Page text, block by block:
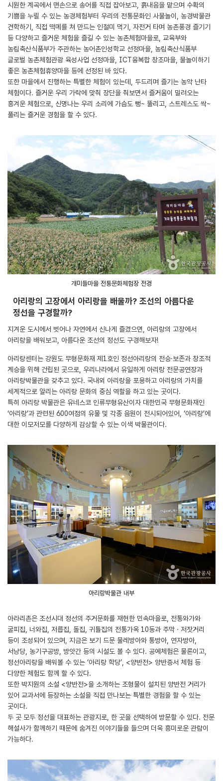
시원한 계곡에서 맨손으로 송어를 직접 잡아보고, 흙내음을 맡으며 수확의
기쁨을 누릴 수 있는 농경체험부터 우리의 전통문화인 사물놀이, 농경박물관
견학하기, 직접 떡메를 쳐 만드는 인절미 먹기, 자전거 타며 농촌풍경 즐기기
등 다양하고 즐거운 체험을 즐길 수 있는 농촌체험마을로, 교육부와
농림축산식품부가 주관하는 농어촌인성학교 선정마을, 농림축산식품부
글로벌 농촌체험관광 육성사업 선정마을, ICT융복합 창조마을, 물놀이하기
좋은 농촌체험휴양마을 등에 선정된 바 있다.
또한 마을에서 진행하는 특별한 체험이 있는데, 두드리며 즐기는 농악 난타
체험이다. 즐거운 우리 가락에 맞춰 장단을 춰보면서 즐거움이 밀려오는
흥겨운 체험으로, 신명나는 우리 소리에 가슴도 뻥~ 뚤리고, 스트레스도 싹~
풀리는 즐거운 경험을 할 수 있다.
개미들마을 전통문화체험장 전경
아리랑의 고장에서 아리랑을 배울까? 조선의 아름다운
정선을 구경할까?
지겨운 도시에서 벗어나 자연에서 신나게 즐겼으면, 아리랑의 고장에서
아리랑을 배워보고, 아름다운 조선의 정선도 구경해보자!
아리랑센터는 강원도 무형문화재 제1호인 정선아리랑의 전승·보존과 창조적
계승을 위해 건립된 곳으로, 우리나라에서 유일하게 아리랑 전문공연장과
아리랑박물관을 갖추고 있다. 국내외 아리랑을 포용하고 아리랑의 가치를
세계적으로 알리는 아리랑 문화의 중심 역할을 하고 있는 곳이다.
특히 아리랑 박물관은 유네스코 인류무형유산이자 대한민국 무형문화재인
‘아리랑’과 관련된 600여점의 유물 및 각종 음원이 전시되어있어, ‘아리랑’에
대한 이모저모를 다양하게 감상할 수 있는 이색 박물관이다.
아리랑박물관 내부
아라리촌은 조선시대 정선의 주거문화를 재현한 민속마을로, 전통와가와
굴피집, 너와집, 저릅집, 돌집, 귀틀집의 전통가옥 10동과 주막ㆍ저잣거리
등이 조성되어 있으며, 지금은 보기 드문 물레방아와 통방아, 연자방아,
서낭당, 농기구공방, 방앗간 등의 시설도 볼 수 있다. 공예체험은 물론이고,
정선아리랑을 배워볼 수 있는 ‘아리랑 학당’, <양반전> 양반증서 체험 등
다양한 체험도 함께 할 수 있다.
또한 박지원의 소설 <양반전>을 소개하는 조형물이 설치된 양반전 거리가
있어 교과서에 등장하는 소설을 직접 만나보는 특별한 경험을 할 수 있는
곳이다.
두 곳 모두 정선을 대표하는 관광지로, 한 곳을 선택하여 방문할 수 있다. 전문
해설사가 함께하기 때문에 숨겨진 이야기들을 들으며 더욱 흥미로운 관람이
가능하다.